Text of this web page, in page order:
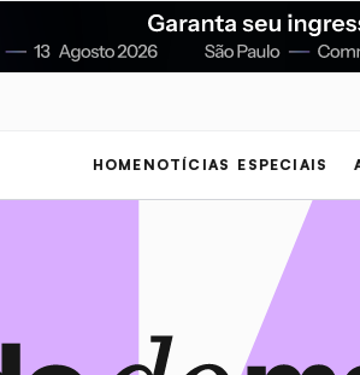
HOME NOTÍCIAS ESPECIAIS